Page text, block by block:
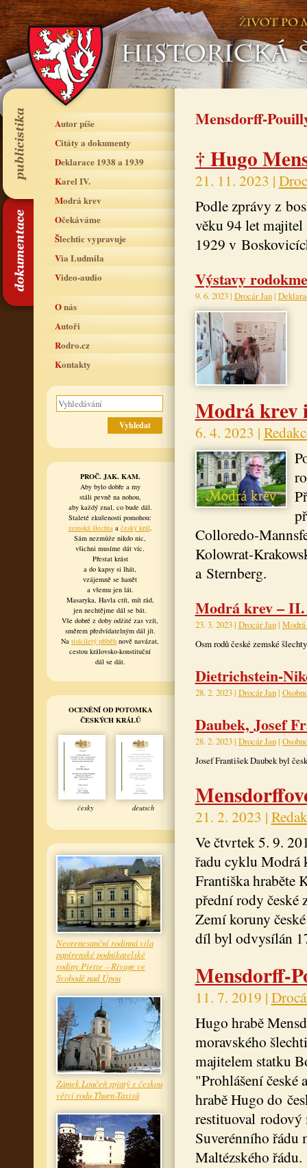
Autor píše
Citáty a dokumenty
Deklarace 1938 a 1939
Karel IV.
Modrá krev
Očekáváme
Šlechtic vypravuje
Via Ludmila
Video-audio
O nás
Autoři
Rodro.cz
Kontakty
PROČ. JAK. KAM.
Aby bylo dobře a my
stáli pevně na nohou,
aby každý znal, co bude dál.
Staleté zkušenosti pomohou:
zemská šlechtaa český král.
Sám nezmůže nikdo nic,
všichni musíme dát víc.
Přestat krást
a do kapsy si lhát,
vzájemně se hanět
a všemu jen lát.
Masaryka, Havla ctít, mít rád,
jen nechtějme dál se bát.
Vše dobré z doby odžité zas vzít,
směrem předvídatelným dál jít.
Na tisíciletý příběh nově navázat,
cestou královsko-konstituční
dál se dát.
OCENĚNÍ OD POTOMKA
ČESKÝCH KRÁLŮ
česky deutsch
Neorenesanční rodinná vila
papírenské podnikatelské
rodiny Piette – Rivage ve
Svobodě nad Úpou
Zámek Loučeň spjatý s českou
větví rodu Thurn-Taxisů
Mensdorff-
† Hugo
21. 11. 2023 |
Podle zprávy z
věku 94 let
1929 v
Výstavy
9. 6. 2023 | Drocár Jan|
Modrá krev
6. 4. 2023 |
Colloredo-
Kolowrat-
a Sternberg.
Modrá krev –
23. 3. 2023 | Drocár Jan|
Osm rodů české zemské
Dietrichstein-
28. 2. 2023 | Drocár Jan|
Daubek, Josef
28. 2. 2023 | Drocár Jan|
Josef František Daubek byl
21. 2. 2023 |
Ve čtvrtek 5. 9.
řadu cyklu Modrá
Františka hraběte
přední rody české
Zemí koruny
díl byl odvysílán
Mensdorff-
11. 7. 2019 |
Hugo hrabě
moravského
majitelem statku
"Prohlášení
hrabě Hugo do
restituoval rodový
Suverénního řádu
Maltézského řádu.